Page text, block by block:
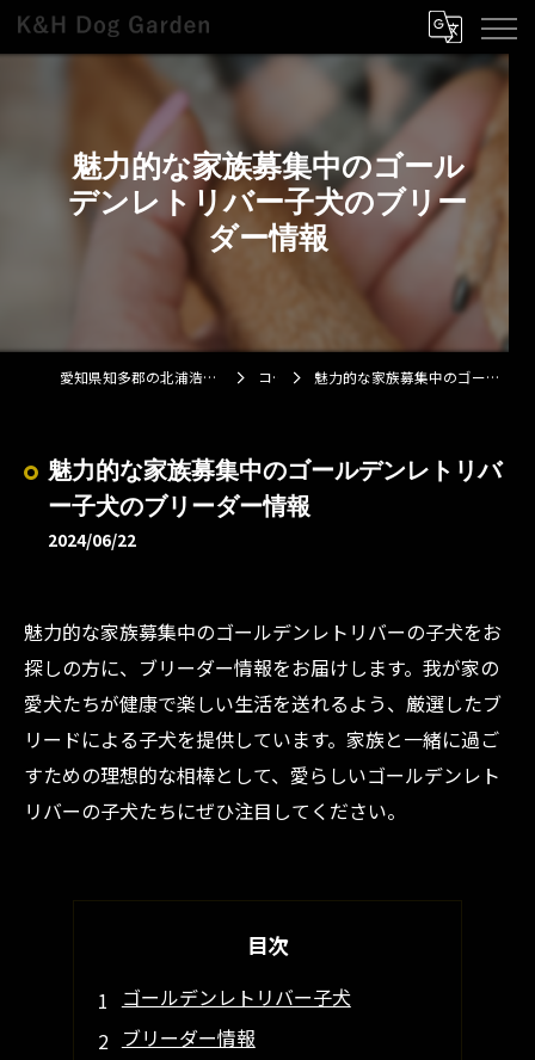
魅力的な家族募集中のゴール
デンレトリバー子犬のブリー
ダー情報
愛知県知多郡の北浦浩ブリーダーならK&H Dog Garden コラム 魅力的な家族募集中のゴールデンレトリバー子犬のブリーダー情報
魅力的な家族募集中のゴールデンレトリバ
ー子犬のブリーダー情報
2024/06/22
魅力的な家族募集中のゴールデンレトリバーの子犬をお
探しの方に、ブリーダー情報をお届けします。我が家の
愛犬たちが健康で楽しい生活を送れるよう、厳選したブ
リードによる子犬を提供しています。家族と一緒に過ご
すための理想的な相棒として、愛らしいゴールデンレト
リバーの子犬たちにぜひ注目してください。
目次
ゴールデンレトリバー子犬
ブリーダー情報